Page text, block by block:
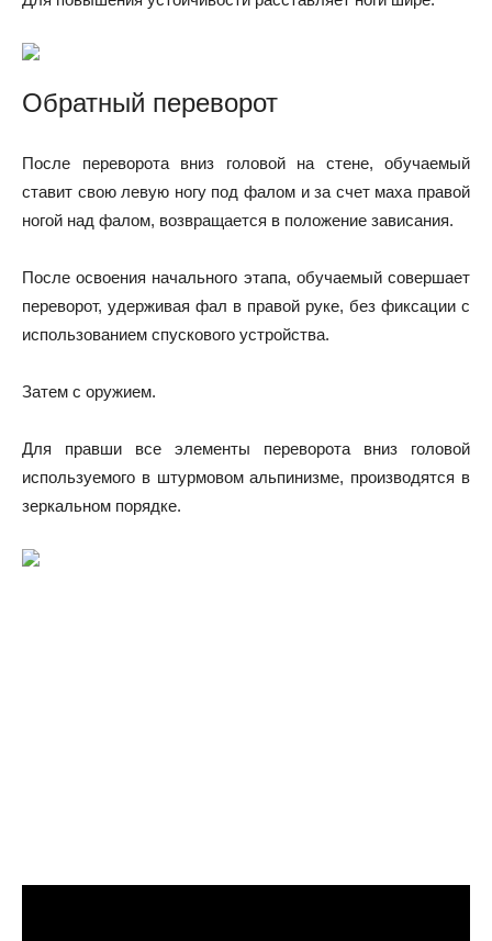
Обратный переворот
После переворота вниз головой на стене, обучаемый
ставит свою левую ногу под фалом и за счет маха правой
ногой над фалом, возвращается в положение зависания.
После освоения начального этапа, обучаемый совершает
переворот, удерживая фал в правой руке, без фиксации с
использованием спускового устройства.
Затем с оружием.
Для правши все элементы переворота вниз головой
используемого в штурмовом альпинизме, производятся в
зеркальном порядке.